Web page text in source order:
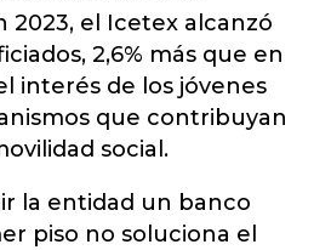
el Icetex alcanzó
2,6% más que en
interés de los jóvenes
que contribuyan
social.
la entidad un banco
piso no soluciona el